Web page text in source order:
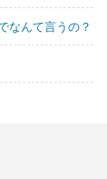
なんて言うの？